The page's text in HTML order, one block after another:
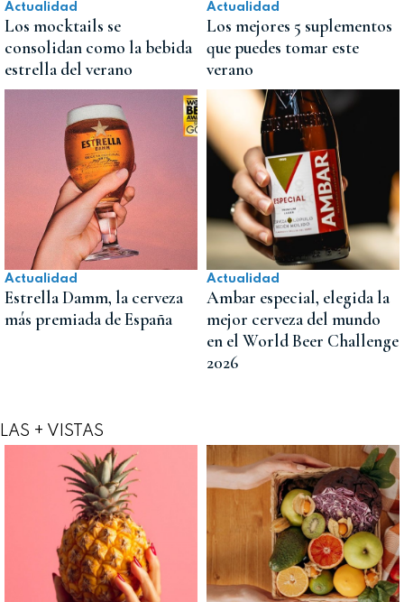
Actualidad
Los mocktails se
consolidan como la bebida
estrella del verano
Actualidad
Los mejores 5 suplementos
que puedes tomar este
verano
Actualidad
Estrella Damm, la cerveza
más premiada de España
Actualidad
Ambar especial, elegida la
mejor cerveza del mundo
en el World Beer Challenge
2026
LAS + VISTAS